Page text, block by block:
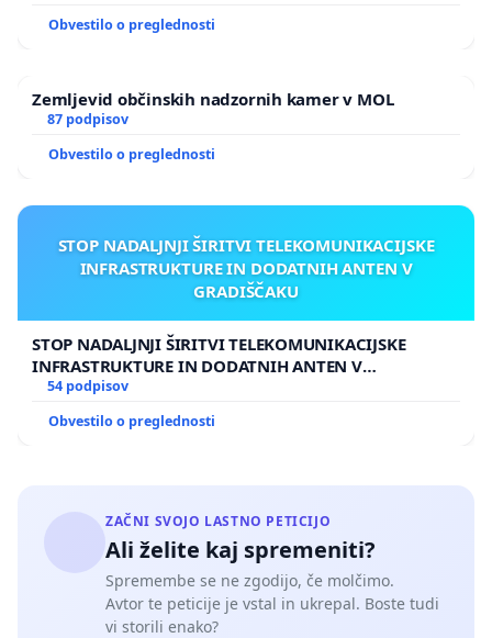
Obvestilo o preglednosti
Zemljevid občinskih nadzornih kamer v MOL
87 podpisov
Obvestilo o preglednosti
STOP NADALJNJI ŠIRITVI TELEKOMUNIKACIJSKE
INFRASTRUKTURE IN DODATNIH ANTEN V
GRADIŠČAKU
STOP NADALJNJI ŠIRITVI TELEKOMUNIKACIJSKE
INFRASTRUKTURE IN DODATNIH ANTEN V
GRADIŠČAKU
54 podpisov
Obvestilo o preglednosti
ZAČNI SVOJO LASTNO PETICIJO
Ali želite kaj spremeniti?
Spremembe se ne zgodijo, če molčimo.
Avtor te peticije je vstal in ukrepal. Boste tudi
vi storili enako?